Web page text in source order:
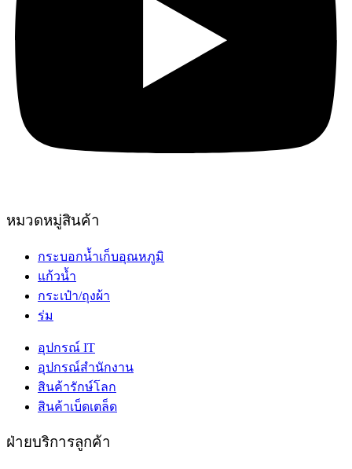
หมวดหมู่สินค้า
กระบอกน้ำเก็บอุณหภูมิ
แก้วน้ำ
กระเป๋า/ถุงผ้า
ร่ม
อุปกรณ์ IT
อุปกรณ์สำนักงาน
สินค้ารักษ์โลก
สินค้าเบ็ดเตล็ด
ฝ่ายบริการลูกค้า